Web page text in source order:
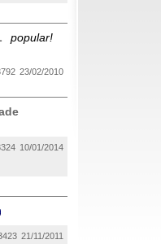
popular!
23/02/2010
10/01/2014
21/11/2011